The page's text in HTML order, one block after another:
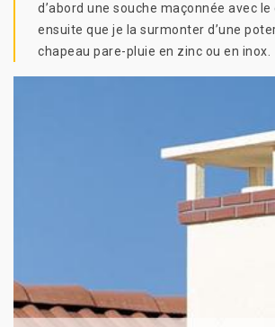
d’abord une souche maçonnée avec le
ensuite que je la surmonter d’une
chapeau pare-pluie en zinc ou en inox.